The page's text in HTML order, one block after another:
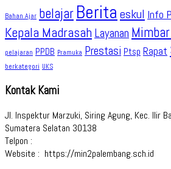
Bahan Ajar belajar Berita eskul Info
Kepala Madrasah Layanan
pelajaran PPDB Pramuka Prestasi Ptsp Rapat
berkategori UKS
Kontak Kami
Jl. Inspektur Marzuki, Siring Agung, Kec. Ilir
Sumatera Selatan 30138
Telpon :
Website : https://min2palembang.sch.id